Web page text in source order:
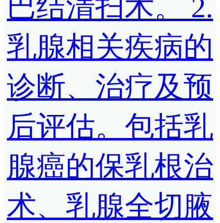
巴结清扫术。 2.
乳腺相关疾病的
诊断、治疗及预
后评估。包括乳
腺癌的保乳根治
术、乳腺全切腋